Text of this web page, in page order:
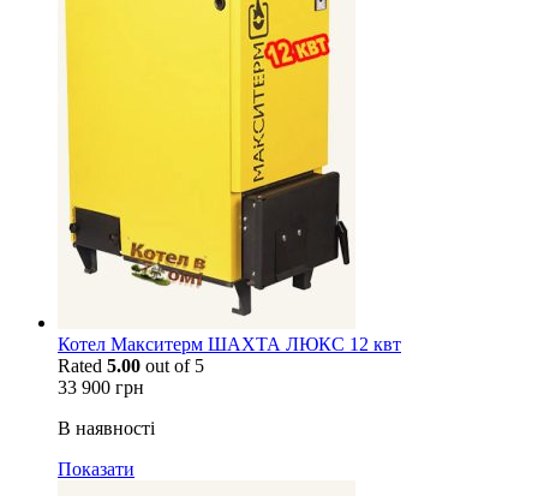
Котел Макситерм ШАХТА ЛЮКС 12 квт
Rated 5.00 out of 5
33 900 грн
В наявності
Показати